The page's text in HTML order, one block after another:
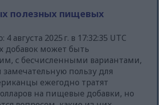
полезных пищевых
августа 2025 г. в 17:32:35 UTC
может быть
с бесчисленными вариантами,
пользу для
ежегодно тратят
на пищевые добавки, но